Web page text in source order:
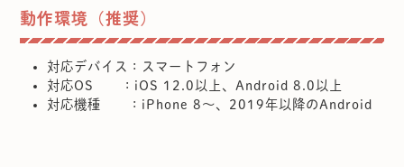
動作環境（推奨）
対応デバイス：スマートフォン
対応OS ：iOS 12.0以上、Android 8.0以上
対応機種 ：iPhone 8〜、2019年以降のAndroid